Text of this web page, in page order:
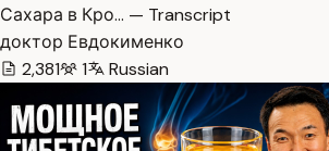
Сахара в Кро… — Transcript
доктор Евдокименко
2,381
1 Russian